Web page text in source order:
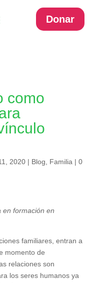
Donar
como
2020| Blog Familia | 0
en formación en
familiares, entran a
momento de
relaciones son
los seres humanos ya